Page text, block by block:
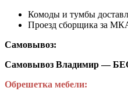
Комоды и тумбы
Проезд сборщика за
Самовывоз:
Самовывоз Владимир —
Обрешетка мебели: